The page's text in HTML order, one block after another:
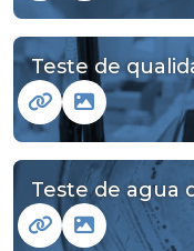
Teste de
Teste de agua